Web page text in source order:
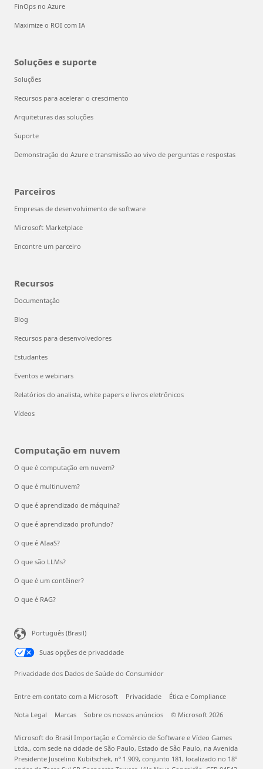
FinOps no Azure
Maximize o ROI com IA
Soluções e suporte
Soluções
Recursos para acelerar o crescimento
Arquiteturas das soluções
Suporte
Demonstração do Azure e transmissão ao vivo de perguntas e respostas
Parceiros
Empresas de desenvolvimento de software
Microsoft Marketplace
Encontre um parceiro
Recursos
Documentação
Blog
Recursos para desenvolvedores
Estudantes
Eventos e webinars
Relatórios do analista, white papers e livros eletrônicos
Vídeos
Computação em nuvem
O que é computação em nuvem?
O que é multinuvem?
O que é aprendizado de máquina?
O que é aprendizado profundo?
O que é AIaaS?
O que são LLMs?
O que é um contêiner?
O que é RAG?
Português (Brasil)
Suas opções de privacidade
Privacidade dos Dados de Saúde do Consumidor
Entre em contato com a Microsoft Privacidade Ética e Compliance
Nota Legal Marcas Sobre os nossos anúncios © Microsoft 2026
Microsoft do Brasil Importação e Comércio de Software e Vídeo Games
Ltda., com sede na cidade de São Paulo, Estado de São Paulo, na Avenida
Presidente Juscelino Kubitschek, nº 1.909, conjunto 181, localizado no 18º